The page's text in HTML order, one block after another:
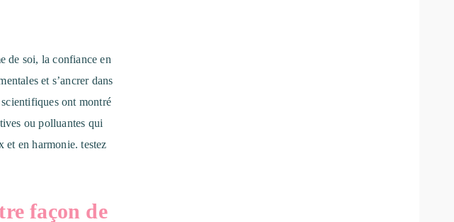
de soi, la confiance en
et s’ancrer dans
ont montré
ou polluantes qui
et en harmonie. testez
façon de